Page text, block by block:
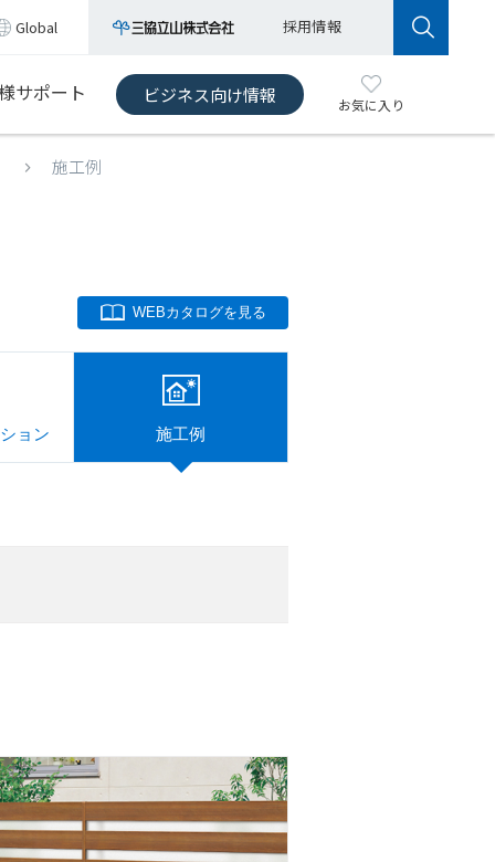
Global 採用情報
サポート ビジネス向け情報 お気に入り
施工例
WEBカタログを見る
ョン 施工例